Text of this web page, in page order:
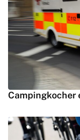
Campingkocher